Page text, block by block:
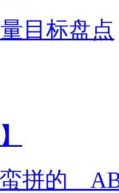
目标盘点
拼的